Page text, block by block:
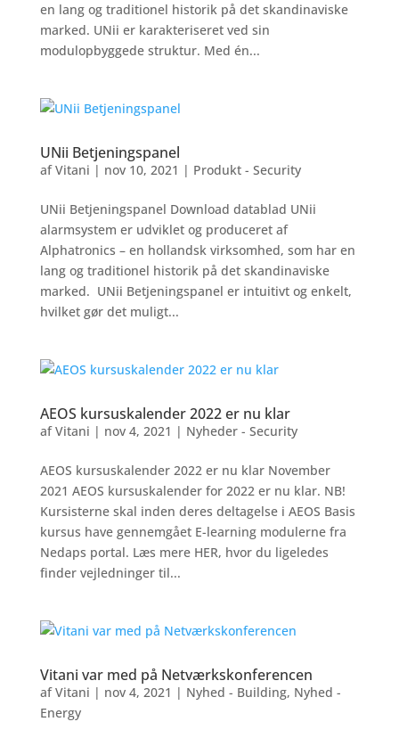
en lang og traditionel historik på det skandinaviske
marked. UNii er karakteriseret ved sin
modulopbyggede struktur. Med én...
UNii Betjeningspanel
afVitani | nov 10, 2021 | Produkt - Security
UNii Betjeningspanel Download datablad UNii
alarmsystem er udviklet og produceret af
Alphatronics – en hollandsk virksomhed, som har en
lang og traditionel historik på det skandinaviske
marked. UNii Betjeningspanel er intuitivt og enkelt,
hvilket gør det muligt...
AEOS kursuskalender 2022 er nu klar
afVitani | nov 4, 2021 | Nyheder - Security
AEOS kursuskalender 2022 er nu klar November
2021 AEOS kursuskalender for 2022 er nu klar. NB!
Kursisterne skal inden deres deltagelse i AEOS Basis
kursus have gennemgået E-learning modulerne fra
Nedaps portal. Læs mere HER, hvor du ligeledes
finder vejledninger til...
Vitani var med på Netværkskonferencen
afVitani | nov 4, 2021 | Nyhed - Building, Nyhed -
Energy